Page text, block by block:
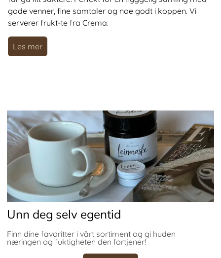
gode venner, fine samtaler og noe godt i koppen. Vi
serverer frukt-te fra Crema.
Les mer
Unn deg selv egentid
Finn dine favoritter i vårt sortiment og gi huden
næringen og fuktigheten den fortjener!